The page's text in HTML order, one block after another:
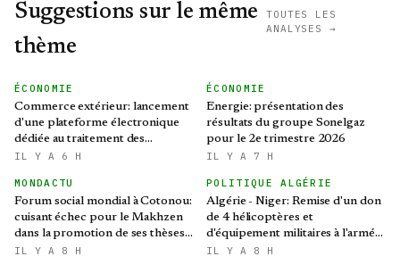
Suggestions sur le même
thème
TOUTES LES
ANALYSES →
ÉCONOMIE
Commerce extérieur: lancement
d'une plateforme électronique
dédiée au traitement des
préoccupations des opérateurs
IL Y A 6 H
ÉCONOMIE
Energie: présentation des
résultats du groupe Sonelgaz
pour le 2e trimestre 2026
IL Y A 7 H
MONDACTU
Forum social mondial à Cotonou:
cuisant échec pour le Makhzen
dans la promotion de ses thèses
colonialistes
IL Y A 8 H
POLITIQUE ALGÉRIE
Algérie - Niger: Remise d'un don
de 4 hélicoptères et
d'équipement militaires à l'armée
nigérienne
IL Y A 8 H